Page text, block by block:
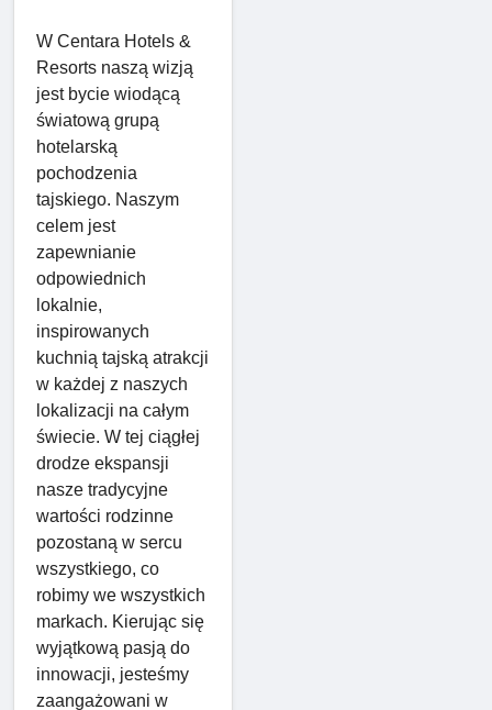
W Centara Hotels &
Resorts naszą wizją
jest bycie wiodącą
światową grupą
hotelarską
pochodzenia
tajskiego. Naszym
celem jest
zapewnianie
odpowiednich
lokalnie,
inspirowanych
kuchnią tajską atrakcji
w każdej z naszych
lokalizacji na całym
świecie. W tej ciągłej
drodze ekspansji
nasze tradycyjne
wartości rodzinne
pozostaną w sercu
wszystkiego, co
robimy we wszystkich
markach. Kierując się
wyjątkową pasją do
innowacji, jesteśmy
zaangażowani w